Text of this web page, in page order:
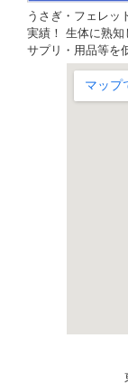
うさぎ・フェレッ
実績！ 生体に熟知
サプリ・用品等を